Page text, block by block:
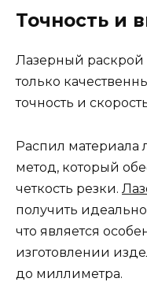
Точность и
Лазерный раскрой
только
точность и
Распил материала
метод, который
четкость резки.
получить
что является
изготовлении
до миллиметра.